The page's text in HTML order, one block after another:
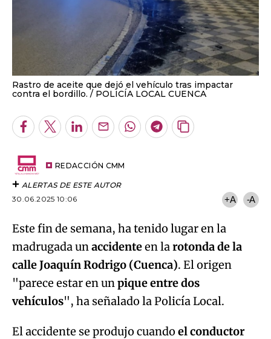
Rastro de aceite que dejó el vehículo tras impactar
contra el bordillo.
POLICÍA LOCAL CUENCA
Facebook
TwitterLinkedInEnviarWhatsapp
Telegram
Copiar
REDACCIÓN CMM
ALERTAS DE ESTE AUTOR
30.06.2025 10:06
+A -A
Este fin de semana, ha tenido lugar en la
madrugada unaccidenteen larotonda de la
calle Joaquín Rodrigo (Cuenca). El origen
"parece estar en unpique entre dos
vehículos", ha señalado la Policía Local.
El accidente se produjo cuando el conductor